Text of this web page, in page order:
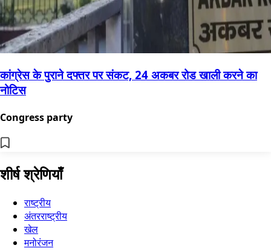
कांग्रेस के पुराने दफ्तर पर संकट, 24 अकबर रोड खाली करने का
नोटिस
Congress party
शीर्ष श्रेणियाँ
राष्ट्रीय
अंतरराष्ट्रीय
खेल
मनोरंजन